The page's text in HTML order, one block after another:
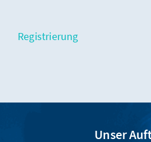
Registrierung
Unser